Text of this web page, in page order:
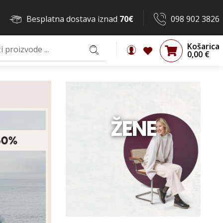
098 902 3826
Besplatna dostava iznad 70€
Košarica
0,00 €
ŽENE